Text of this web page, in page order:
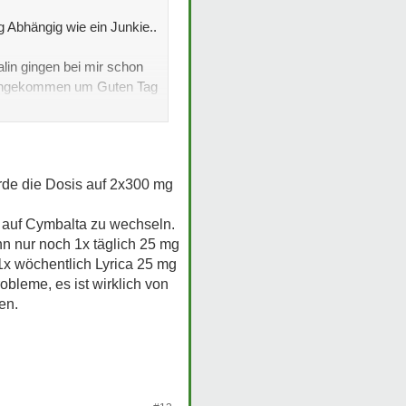
wie ein Junkie..
gingen bei mir schon
um Guten Tag
die Dosis auf 2x300 mg
Cymbalta zu wechseln.
nur noch 1x täglich 25 mg
wöchentlich Lyrica 25 mg
es ist wirklich von